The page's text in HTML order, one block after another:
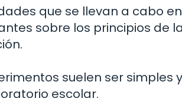
que se llevan a cabo
sobre los principios de
suelen ser simples
escolar.